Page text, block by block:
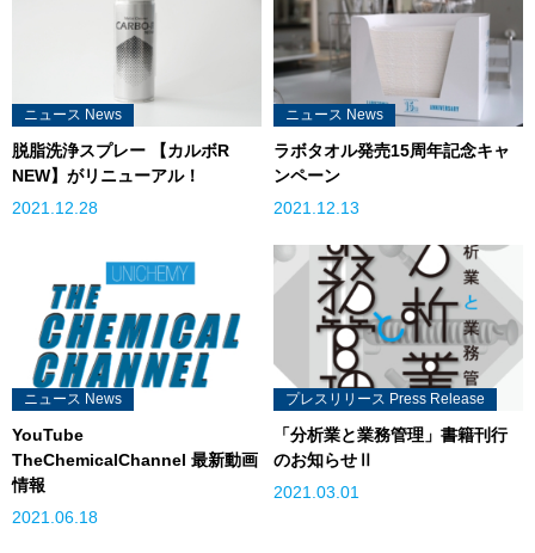
ニュース News
脱脂洗浄スプレー 【カルボR
NEW】がリニューアル！
2021.12.28
ニュース News
ラボタオル発売15周年記念キャ
ンペーン
2021.12.13
ニュース News
YouTube
TheChemicalChannel 最新動画
情報
2021.06.18
プレスリリース Press Release
「分析業と業務管理」書籍刊行
のお知らせⅡ
2021.03.01